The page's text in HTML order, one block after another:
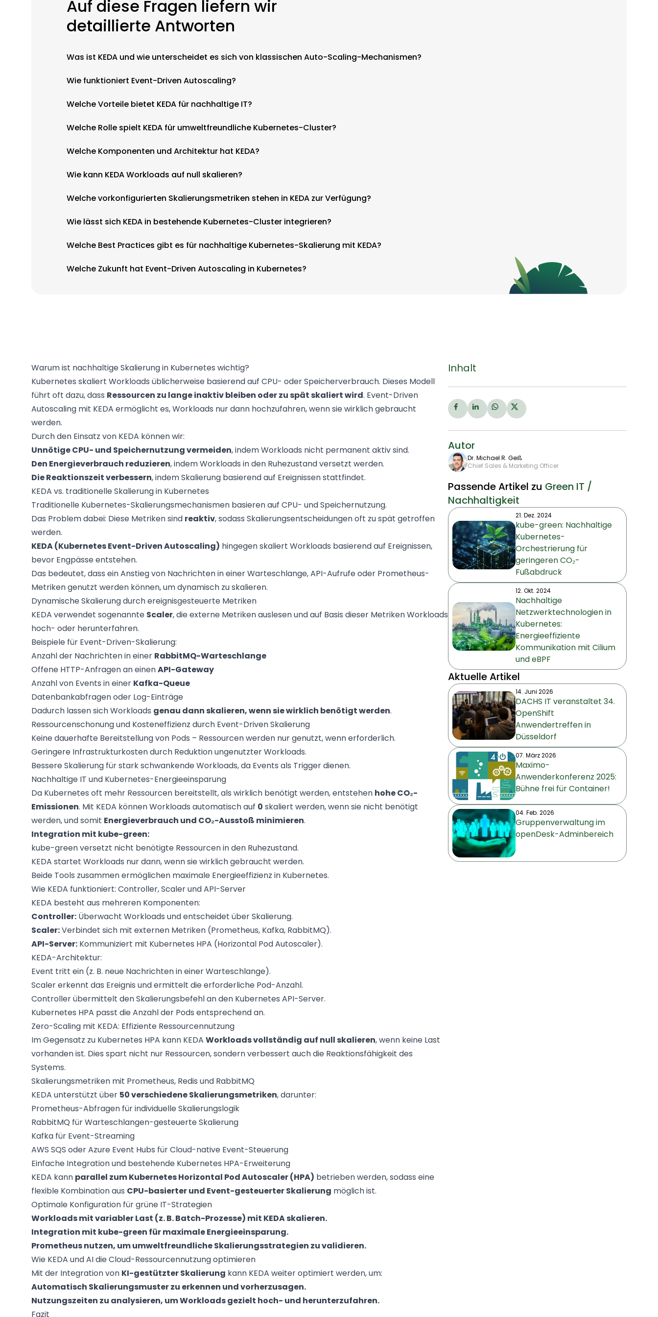
Auf diese Fragen liefern wir
detaillierte Antworten
Was ist KEDA und wie unterscheidet es sich von klassischen Auto-Scaling-Mechanismen?
Wie funktioniert Event-Driven Autoscaling?
Welche Vorteile bietet KEDA für nachhaltige IT?
Welche Rolle spielt KEDA für umweltfreundliche Kubernetes-Cluster?
Welche Komponenten und Architektur hat KEDA?
Wie kann KEDA Workloads auf null skalieren?
Welche vorkonfigurierten Skalierungsmetriken stehen in KEDA zur Verfügung?
Wie lässt sich KEDA in bestehende Kubernetes-Cluster integrieren?
Welche Best Practices gibt es für nachhaltige Kubernetes-Skalierung mit KEDA?
Welche Zukunft hat Event-Driven Autoscaling in Kubernetes?
Warum ist nachhaltige Skalierung in Kubernetes wichtig?
Kubernetes skaliert Workloads üblicherweise basierend auf CPU- oder Speicherverbrauch. Dieses Modell
führt oft dazu, dass Ressourcen zu lange inaktiv bleiben oder zu spät skaliert wird. Event-Driven
Autoscaling mit KEDA ermöglicht es, Workloads nur dann hochzufahren, wenn sie wirklich gebraucht
werden.
Durch den Einsatz von KEDA können wir:
Unnötige CPU- und Speichernutzung vermeiden, indem Workloads nicht permanent aktiv sind.
Den Energieverbrauch reduzieren, indem Workloads in den Ruhezustand versetzt werden.
Die Reaktionszeit verbessern, indem Skalierung basierend auf Ereignissen stattfindet.
KEDA vs. traditionelle Skalierung in Kubernetes
Traditionelle Kubernetes-Skalierungsmechanismen basieren auf CPU- und Speichernutzung.
Das Problem dabei: Diese Metriken sind reaktiv, sodass Skalierungsentscheidungen oft zu spät getroffen
werden.
KEDA (Kubernetes Event-Driven Autoscaling) hingegen skaliert Workloads basierend auf Ereignissen,
bevor Engpässe entstehen.
Das bedeutet, dass ein Anstieg von Nachrichten in einer Warteschlange, API-Aufrufe oder Prometheus-
Metriken genutzt werden können, um dynamisch zu skalieren.
Dynamische Skalierung durch ereignisgesteuerte Metriken
KEDA verwendet sogenannte Scaler, die externe Metriken auslesen und auf Basis dieser Metriken Workloads
hoch- oder herunterfahren.
Beispiele für Event-Driven-Skalierung:
Anzahl der Nachrichten in einer RabbitMQ-Warteschlange
Offene HTTP-Anfragen an einenAPI-Gateway
Anzahl von Events in einer Kafka-Queue
Datenbankabfragen oder Log-Einträge
Dadurch lassen sich Workloads genau dann skalieren, wenn sie wirklich benötigt werden.
Ressourcenschonung und Kosteneffizienz durch Event-Driven Skalierung
Keine dauerhafte Bereitstellung von Pods – Ressourcen werden nur genutzt, wenn erforderlich.
Geringere Infrastrukturkosten durch Reduktion ungenutzter Workloads.
Bessere Skalierung für stark schwankende Workloads, da Events als Trigger dienen.
Nachhaltige IT und Kubernetes-Energieeinsparung
Da Kubernetes oft mehr Ressourcen bereitstellt, als wirklich benötigt werden, entstehen hohe CO₂-
Emissionen. Mit KEDA können Workloads automatisch auf 0 skaliert werden, wenn sie nicht benötigt
werden, und somit Energieverbrauch und CO₂-Ausstoß minimieren.
Integration mit kube-green:
kube-green versetzt nicht benötigte Ressourcen in den Ruhezustand.
KEDA startet Workloads nur dann, wenn sie wirklich gebraucht werden.
Beide Tools zusammen ermöglichen maximale Energieeffizienz in Kubernetes.
Wie KEDA funktioniert: Controller, Scaler und API-Server
KEDA besteht aus mehreren Komponenten:
Controller: Überwacht Workloads und entscheidet über Skalierung.
Scaler:Verbindet sich mit externen Metriken (Prometheus, Kafka, RabbitMQ).
API-Server: Kommuniziert mit Kubernetes HPA (Horizontal Pod Autoscaler).
KEDA-Architektur:
Event tritt ein (z. B. neue Nachrichten in einer Warteschlange).
Scaler erkennt das Ereignis und ermittelt die erforderliche Pod-Anzahl.
Controller übermittelt den Skalierungsbefehl an den Kubernetes API-Server.
Kubernetes HPA passt die Anzahl der Pods entsprechend an.
Zero-Scaling mit KEDA: Effiziente Ressourcennutzung
Im Gegensatz zu Kubernetes HPA kann KEDA Workloads vollständig auf null skalieren, wenn keine Last
vorhanden ist. Dies spart nicht nur Ressourcen, sondern verbessert auch die Reaktionsfähigkeit des
Systems.
Skalierungsmetriken mit Prometheus, Redis und RabbitMQ
KEDA unterstützt über 50 verschiedene Skalierungsmetriken, darunter:
Prometheus-Abfragen für individuelle Skalierungslogik
RabbitMQ für Warteschlangen-gesteuerte Skalierung
Kafka für Event-Streaming
AWS SQS oder Azure Event Hubs für Cloud-native Event-Steuerung
Einfache Integration und bestehende Kubernetes HPA-Erweiterung
KEDA kann parallel zum Kubernetes Horizontal Pod Autoscaler (HPA) betrieben werden, sodass eine
flexible Kombination aus CPU-basierter und Event-gesteuerter Skalierung möglich ist.
Optimale Konfiguration für grüne IT-Strategien
Workloads mit variabler Last (z. B. Batch-Prozesse) mit KEDA skalieren.
Integration mit kube-green für maximale Energieeinsparung.
Prometheus nutzen, um umweltfreundliche Skalierungsstrategien zu validieren.
Wie KEDA und AI die Cloud-Ressourcennutzung optimieren
Mit der Integration von KI-gestützter Skalierung kann KEDA weiter optimiert werden, um:
Automatisch Skalierungsmuster zu erkennen und vorherzusagen.
Nutzungszeiten zu analysieren, um Workloads gezielt hoch- und herunterzufahren.
Fazit
Inhalt
Autor
Dr. Michael R. Geiß
Chief Sales & Marketing Officer
Passende Artikel zu Green IT /
Nachhaltigkeit
21. Dez. 2024
kube-green: Nachhaltige
Kubernetes-
Orchestrierung für
geringeren CO₂-
Fußabdruck
12. Okt. 2024
Nachhaltige
Netzwerktechnologien in
Kubernetes:
Energieeffiziente
Kommunikation mit Cilium
und eBPF
Aktuelle Artikel
14. Juni 2026
DACHS IT veranstaltet 34.
OpenShift
Anwendertreffen in
Düsseldorf
07. März 2026
Maximo-
Anwenderkonferenz 2025:
Bühne frei für Container!
04. Feb. 2026
Gruppenverwaltung im
openDesk-Adminbereich